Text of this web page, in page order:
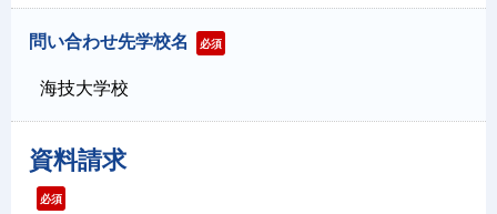
問い合わせ先学校名 必須
海技大学校
資料請求
必須